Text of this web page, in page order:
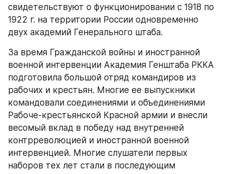
свидетельствуют о функционировании с 1918 по
1922 г. на территории России одновременно
двух академий Генерального штаба.
За время Гражданской войны и иностранной
военной интервенции Академия Генштаба РККА
подготовила большой отряд командиров из
рабочих и крестьян. Многие ее выпускники
командовали соединениями и объединениями
Рабоче-крестьянской Красной армии и внесли
весомый вклад в победу над внутренней
контрреволюцией и иностранной военной
интервенцией. Многие слушатели первых
наборов тех лет стали в последующим